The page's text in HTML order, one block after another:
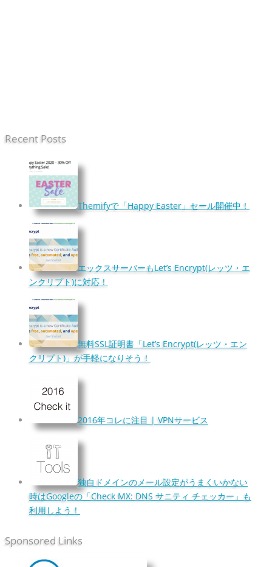
Recent Posts
Themifyで「Happy Easter」セール開催中！
エックスサーバーもLet’s Encrypt(レッツ・エ
ンクリプト)に対応！
無料SSL証明書「Let’s Encrypt(レッツ・エン
クリプト)」が手軽になりそう！
2016年コレに注目 | VPNサービス
独自ドメインのメール設定がうまくいかない
時はGoogleの「Check MX: DNS サニティ チェッカー」も
利用しよう！
Sponsored Links